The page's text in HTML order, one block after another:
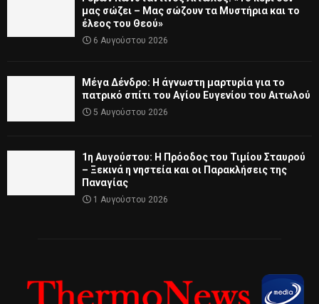
μας σώζει – Μας σώζουν τα Μυστήρια και το
έλεος του Θεού»
6 Αυγούστου 2026
Μέγα Δένδρο: Η άγνωστη μαρτυρία για το
πατρικό σπίτι του Αγίου Ευγενίου του Αιτωλού
5 Αυγούστου 2026
1η Αυγούστου: Η Πρόοδος του Τιμίου Σταυρού
– Ξεκινά η νηστεία και οι Παρακλήσεις της
Παναγίας
1 Αυγούστου 2026